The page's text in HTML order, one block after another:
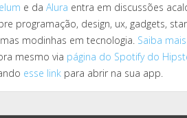
e daAlura entra em discussões
programação, design, ux, gadgets,
modinhas em tecnologia. Saiba mais
mesmo via página do Spotify do
esse link para abrir na sua app.